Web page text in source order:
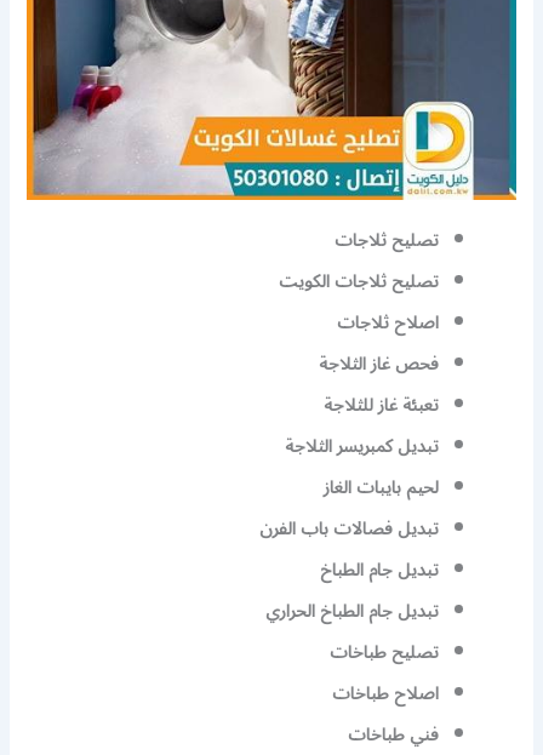
تصليح ثلاجات
تصليح ثلاجات الكويت
اصلاح ثلاجات
فحص غاز الثلاجة
تعبئة غاز للثلاجة
تبديل كمبريسر الثلاجة
لحيم بايبات الغاز
تبديل فصالات باب الفرن
تبديل جام الطباخ
تبديل جام الطباخ الحراري
تصليح طباخات
اصلاح طباخات
فني طباخات